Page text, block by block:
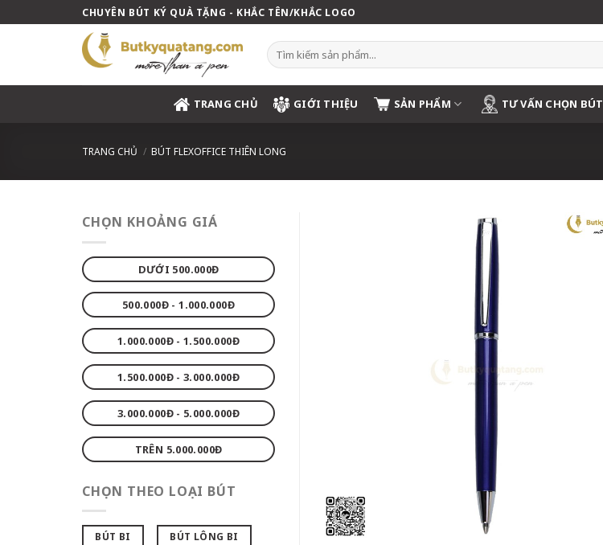
to
CHUYÊN BÚT KÝ QUÀ TẶNG - KHẮC TÊN/KHẮC LOGO
Tìm
kiếm:
TRANG CHỦ GIỚI THIỆU SẢN PHẨM TƯ VẤN CHỌN BÚT
TRANG CHỦ / BÚT FLEXOFFICE THIÊN LONG
CHỌN KHOẢNG GIÁ
DƯỚI 500.000Đ
500.000Đ - 1.000.000Đ
1.000.000Đ - 1.500.000Đ
1.500.000Đ - 3.000.000Đ
3.000.000Đ - 5.000.000Đ
TRÊN 5.000.000Đ
CHỌN THEO LOẠI BÚT
BÚT BI BÚT LÔNG BI